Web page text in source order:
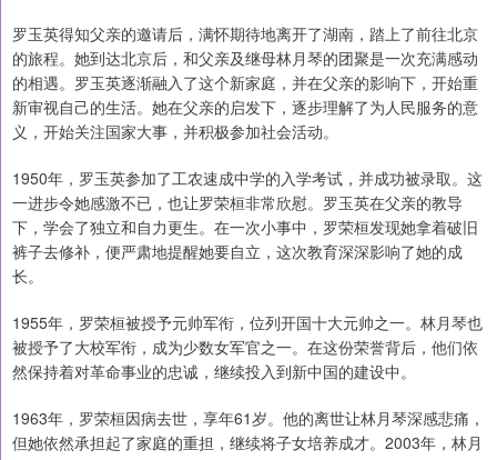
罗玉英得知父亲的邀请后，满怀期待地离开了湖南，踏上了前往北京
的旅程。她到达北京后，和父亲及继母林月琴的团聚是一次充满感动
的相遇。罗玉英逐渐融入了这个新家庭，并在父亲的影响下，开始重
新审视自己的生活。她在父亲的启发下，逐步理解了为人民服务的意
义，开始关注国家大事，并积极参加社会活动。
1950年，罗玉英参加了工农速成中学的入学考试，并成功被录取。这
一进步令她感激不已，也让罗荣桓非常欣慰。罗玉英在父亲的教导
下，学会了独立和自力更生。在一次小事中，罗荣桓发现她拿着破旧
裤子去修补，便严肃地提醒她要自立，这次教育深深影响了她的成
长。
1955年，罗荣桓被授予元帅军衔，位列开国十大元帅之一。林月琴也
被授予了大校军衔，成为少数女军官之一。在这份荣誉背后，他们依
然保持着对革命事业的忠诚，继续投入到新中国的建设中。
1963年，罗荣桓因病去世，享年61岁。他的离世让林月琴深感悲痛，
但她依然承担起了家庭的重担，继续将子女培养成才。2003年，林月